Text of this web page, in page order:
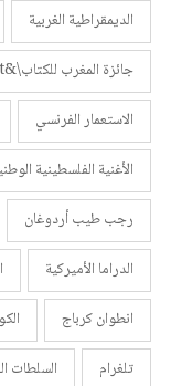
الديمقراطية الغربية
جائزة المغرب للكتاب\&quot;
الاستعمار الفرنسي
الأغنية الفلسطينية
رجب طيب أردوغان
الدراما الأميركية
انطوان كرباج
تلغرام
السلطات